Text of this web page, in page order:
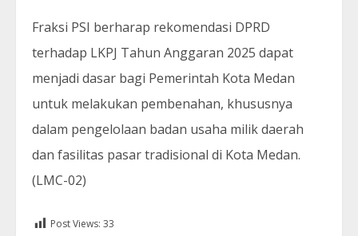
Fraksi PSI berharap rekomendasi DPRD
terhadap LKPJ Tahun Anggaran 2025 dapat
menjadi dasar bagi Pemerintah Kota Medan
untuk melakukan pembenahan, khususnya
dalam pengelolaan badan usaha milik daerah
dan fasilitas pasar tradisional di Kota Medan.
(LMC-02)
Post Views: 33